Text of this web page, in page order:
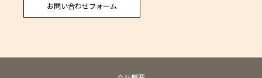
お問い合わせフォーム